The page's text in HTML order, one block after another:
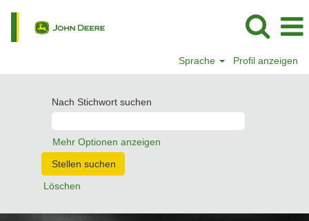
Sprache Profil anzeigen
Nach Stichwort suchen
Mehr Optionen anzeigen
Löschen